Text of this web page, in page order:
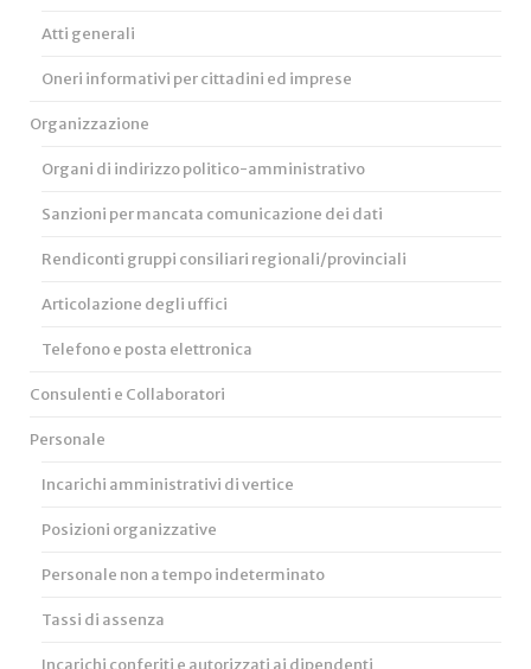
Atti generali
Oneri informativi per cittadini ed imprese
Organizzazione
Organi di indirizzo politico-amministrativo
Sanzioni per mancata comunicazione dei dati
Rendiconti gruppi consiliari regionali/provinciali
Articolazione degli uffici
Telefono e posta elettronica
Consulenti e Collaboratori
Personale
Incarichi amministrativi di vertice
Posizioni organizzative
Personale non a tempo indeterminato
Tassi di assenza
Incarichi conferiti e autorizzati ai dipendenti